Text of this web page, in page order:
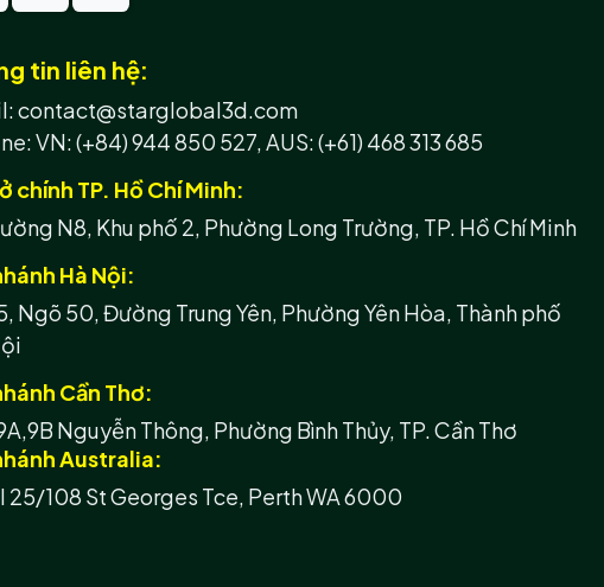
tin liên hệ:
contact@starglobal3d.com
VN: (+84) 944 850 527,AUS: (+61) 468 313 685
chính TP. Hồ Chí Minh:
N8, Khu phố 2, Phường Long Trường, TP. Hồ Chí Minh
Hà Nội:
Ngõ 50, Đường Trung Yên, Phường Yên Hòa, Thành phố
Cần Thơ:
Nguyễn Thông, Phường Bình Thủy, TP. Cần Thơ
Australia:
25/108 St Georges Tce, Perth WA 6000